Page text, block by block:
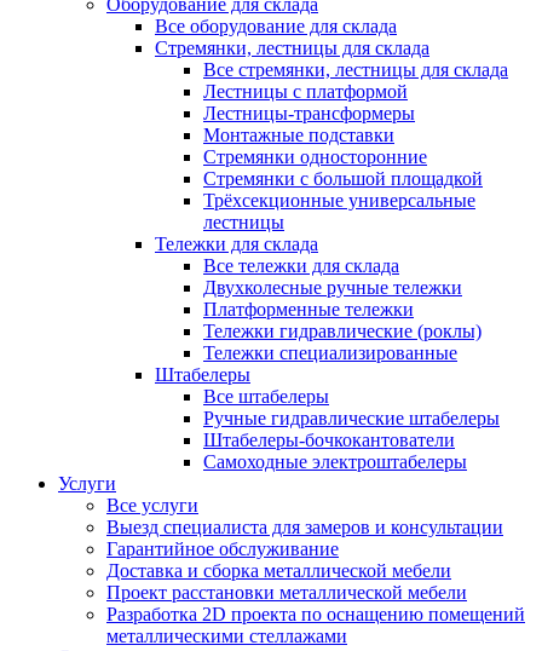
Оборудование для склада
Все оборудование для склада
Стремянки, лестницы для склада
Все стремянки, лестницы для склада
Лестницы с платформой
Лестницы-трансформеры
Монтажные подставки
Стремянки односторонние
Стремянки с большой площадкой
Трёхсекционные универсальные
лестницы
Тележки для склада
Все тележки для склада
Двухколесные ручные тележки
Платформенные тележки
Тележки гидравлические (роклы)
Тележки специализированные
Штабелеры
Все штабелеры
Ручные гидравлические штабелеры
Штабелеры-бочкокантователи
Самоходные электроштабелеры
Услуги
Все услуги
Выезд специалиста для замеров и консультации
Гарантийное обслуживание
Доставка и сборка металлической мебели
Проект расстановки металлической мебели
Разработка 2D проекта по оснащению помещений
металлическими стеллажами